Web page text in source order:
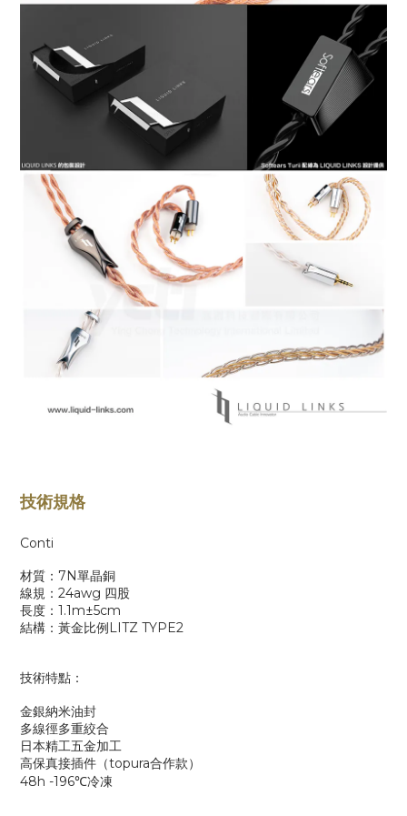
技術規格
Conti
材質：7N單晶銅
線規：24awg 四股
長度：1.1m±5cm
結構：黃金比例LITZ TYPE2
技術特點：
金銀納米油封
多線徑多重絞合
日本精工五金加工
高保真接插件（topura合作款）
48h -196℃冷凍